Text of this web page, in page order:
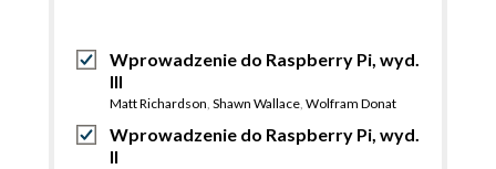
Wprowadzenie do Raspberry Pi, wyd.
III
Matt Richardson, Shawn Wallace, Wolfram Donat
Wprowadzenie do Raspberry Pi, wyd.
II